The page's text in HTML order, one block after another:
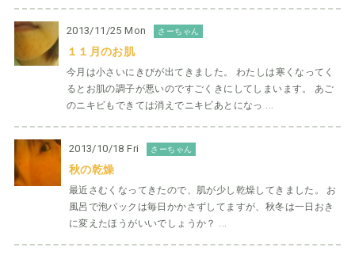
2013/11/25 Mon さーちゃん
１１月のお肌
今月は小さいにきびが出てきました。 わたしは寒くなってく
るとお肌の調子が悪いのですごくきにしてしまいます。 あご
のニキビもできては消えでニキビあとになっ ...
2013/10/18 Fri さーちゃん
秋の乾燥
最近さむくなってきたので、肌が少し乾燥してきました。 お
風呂で泡パックは毎日かかさずしてますが、秋冬は一日おき
に変えたほうがいいでしょうか？ ...